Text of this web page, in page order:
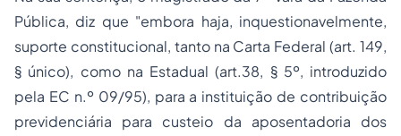
Pública, diz que "embora haja, inquestionavelmente,
suporte constitucional, tanto na Carta Federal (art. 149,
§ único), como na Estadual (art.38, § 5º, introduzido
pela EC n.º 09/95), para a instituição de contribuição
previdenciária para custeio da aposentadoria dos